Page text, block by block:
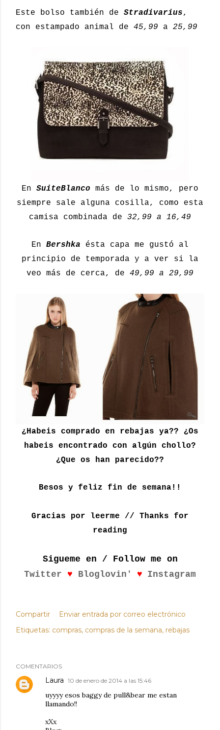
Este bolso también de Stradivarius,
con estampado animal de 45,99 a 25,99
En SuiteBlanco más de lo mismo, pero
siempre sale alguna cosilla, como esta
camisa combinada de 32,99 a 16,49
En Bershka ésta capa me gustó al
principio de temporada y a ver si la
veo más de cerca, de 49,99 a 29,99
¿Habeis comprado en rebajas ya?? ¿Os
habeis encontrado con algún chollo?
¿Que os han parecido??
Besos y feliz fin de semana!!
Gracias por leerme // Thanks for
reading
Sigueme en / Follow me on
Twitter
♥ Bloglovin' ♥ Instagram
Compartir
Enviar entrada por correo electrónico
Etiquetas: compras compras de la semana rebajas
COMENTARIOS
Laura 10 de enero de 2014 a las 15:46
uyyyy esos baggy de pull&bear me estan
llamando!!
xXx